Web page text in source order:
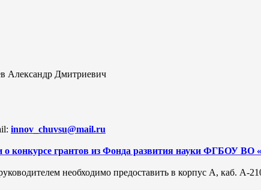
Александр Дмитриевич
innov_chuvsu@mail.ru
о конкурсе грантов из Фонда развития науки ФГБОУ ВО
необходимо предоставить в корпус А, каб. А-